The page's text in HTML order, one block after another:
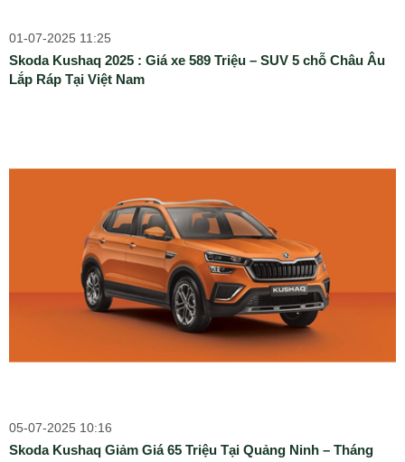
01-07-2025 11:25
Skoda Kushaq 2025 : Giá xe 589 Triệu – SUV 5 chỗ Châu Âu
Lắp Ráp Tại Việt Nam
05-07-2025 10:16
Skoda Kushaq Giảm Giá 65 Triệu Tại Quảng Ninh – Tháng